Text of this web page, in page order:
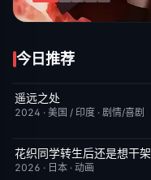
今日推荐
今日更新
遥远之处
2024 · 美国 / 印度 · 剧情/喜剧
更新至第05集
花织同学转生后还是想干架
2026 · 日本 · 动画